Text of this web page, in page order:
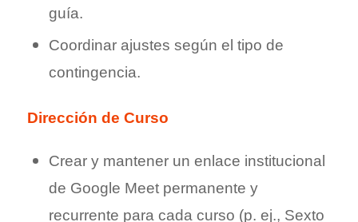
guía.
Coordinar ajustes según el tipo de
contingencia.
Dirección de Curso
Crear y mantener un enlace institucional
de Google Meet permanente y
recurrente para cada curso (p. ej., Sexto